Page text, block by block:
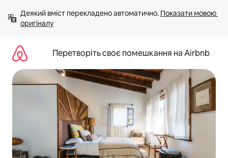
вмісту
Деякий вміст перекладено автоматично. Показати мовою
оригіналу
Перетворіть своє помешкання на Airbnb